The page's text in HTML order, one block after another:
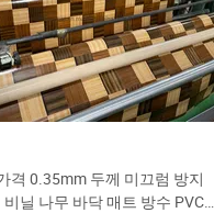
격 0.35mm 두께 미끄럼 방지
닐 나무 바닥 매트 방수 PVC